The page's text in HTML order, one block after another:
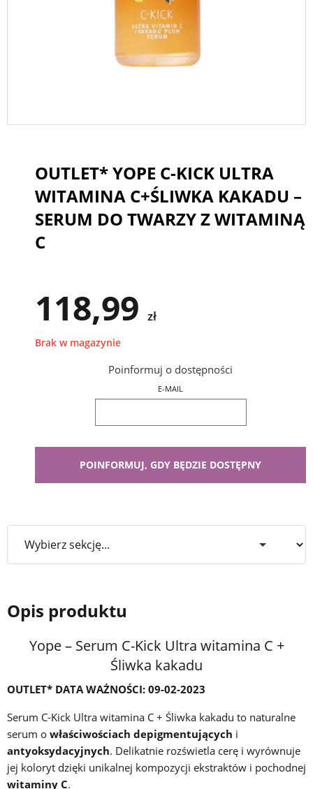
OUTLET* YOPE C-KICK ULTRA
WITAMINA C+ŚLIWKA KAKADU –
SERUM DO TWARZY Z WITAMINĄ
C
118,99 zł
Brak w magazynie
Poinformuj o dostępności
E-MAIL
Opis produktu
Yope – Serum C-Kick Ultra witamina C +
Śliwka kakadu
OUTLET* DATA WAŻNOŚCI: 09-02-2023
Serum C-Kick Ultra witamina C + Śliwka kakadu to naturalne
serum o właściwościach depigmentujących i
antyoksydacyjnych. Delikatnie rozświetla cerę i wyrównuje
jej koloryt dzięki unikalnej kompozycji ekstraktów i pochodnej
witaminy C.